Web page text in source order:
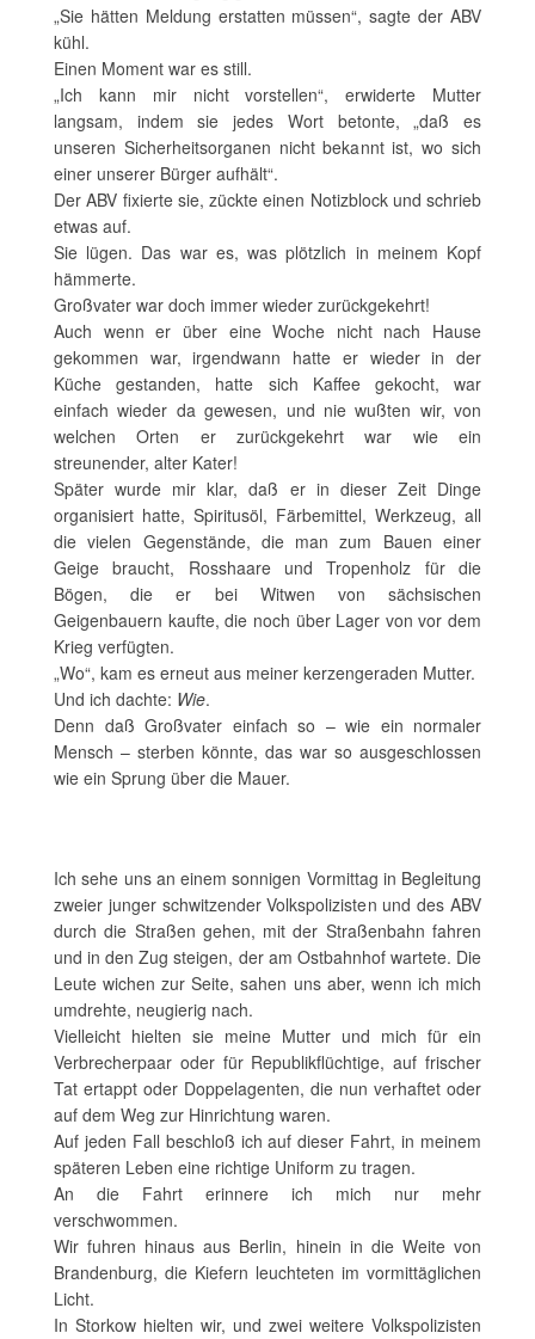
„Sie hätten Meldung erstatten müssen“, sagte der ABV
kühl.
Einen Moment war es still.
„Ich kann mir nicht vorstellen“, erwiderte Mutter
langsam, indem sie jedes Wort betonte, „daß es
unseren Sicherheitsorganen nicht bekannt ist, wo sich
einer unserer Bürger aufhält“.
Der ABV fixierte sie, zückte einen Notizblock und schrieb
etwas auf.
Sie lügen. Das war es, was plötzlich in meinem Kopf
hämmerte.
Großvater war doch immer wieder zurückgekehrt!
Auch wenn er über eine Woche nicht nach Hause
gekommen war, irgendwann hatte er wieder in der
Küche gestanden, hatte sich Kaffee gekocht, war
einfach wieder da gewesen, und nie wußten wir, von
welchen Orten er zurückgekehrt war wie ein
streunender, alter Kater!
Später wurde mir klar, daß er in dieser Zeit Dinge
organisiert hatte, Spiritusöl, Färbemittel, Werkzeug, all
die vielen Gegenstände, die man zum Bauen einer
Geige braucht, Rosshaare und Tropenholz für die
Bögen, die er bei Witwen von sächsischen
Geigenbauern kaufte, die noch über Lager von vor dem
Krieg verfügten.
„Wo“, kam es erneut aus meiner kerzengeraden Mutter.
Und ich dachte: Wie.
Denn daß Großvater einfach so – wie ein normaler
Mensch – sterben könnte, das war so ausgeschlossen
wie ein Sprung über die Mauer.
Ich sehe uns an einem sonnigen Vormittag in Begleitung
zweier junger schwitzender Volkspolizisten und des ABV
durch die Straßen gehen, mit der Straßenbahn fahren
und in den Zug steigen, der am Ostbahnhof wartete. Die
Leute wichen zur Seite, sahen uns aber, wenn ich mich
umdrehte, neugierig nach.
Vielleicht hielten sie meine Mutter und mich für ein
Verbrecherpaar oder für Republikflüchtige, auf frischer
Tat ertappt oder Doppelagenten, die nun verhaftet oder
auf dem Weg zur Hinrichtung waren.
Auf jeden Fall beschloß ich auf dieser Fahrt, in meinem
späteren Leben eine richtige Uniform zu tragen.
An die Fahrt erinnere ich mich nur mehr
verschwommen.
Wir fuhren hinaus aus Berlin, hinein in die Weite von
Brandenburg, die Kiefern leuchteten im vormittäglichen
Licht.
In Storkow hielten wir, und zwei weitere Volkspolizisten